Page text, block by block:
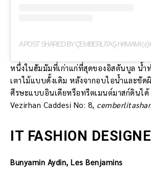
หนึ่งในฮัมมัมที่เก่าแก่ที่สุดของอิสตันบูล น้ำ
เตาไม้แบบดั้งเดิม หลังจากอบไอน้ำและขัด
ศีรษะแบบอินเดียหรือทรีตเมนต์มาสก์ดินได้
Vezirhan Caddesi No: 8,
IT FASHION
Bunyamin Aydin, Les Benjamins